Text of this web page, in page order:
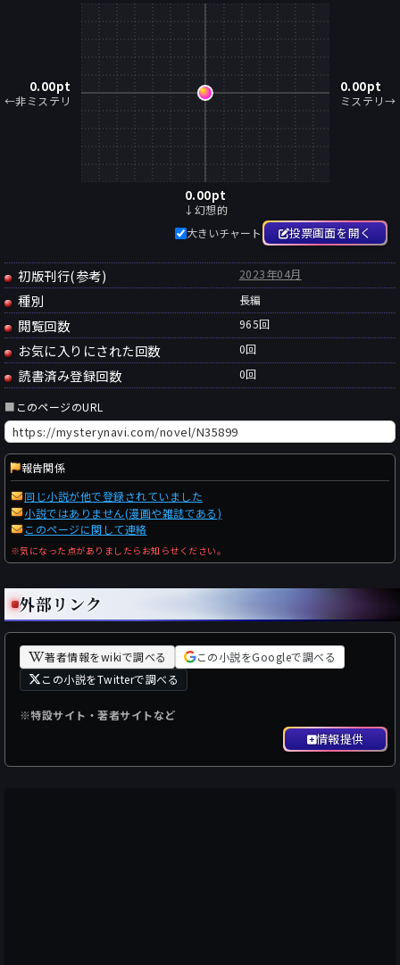
0.00pt
←非ミステリ
0.00pt
ミステリ→
0.00pt
↓幻想的
大きいチャート
投票画面を開く
初版刊行(参考) 2023年04月
種別 長編
閲覧回数 965回
お気に入りにされた回数 0回
読書済み登録回数 0回
■ このページのURL
報告関係
同じ小説が他で登録されていました
小説ではありません(漫画や雑誌である)
このページに関して連絡
※気になった点がありましたらお知らせください。
外部リンク
著者情報をwikiで調べる
この小説をGoogleで調べる
この小説をTwitterで調べる
※特設サイト・著者サイトなど
情報提供